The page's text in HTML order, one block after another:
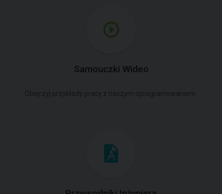
Samouczki Wideo